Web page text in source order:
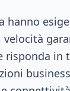
hanno
risponda in